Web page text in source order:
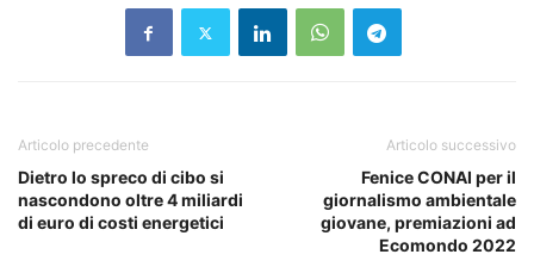
Articolo precedente
Dietro lo spreco di cibo si
nascondono oltre 4 miliardi
di euro di costi energetici
Articolo successivo
Fenice CONAI per il
giornalismo ambientale
giovane, premiazioni ad
Ecomondo 2022